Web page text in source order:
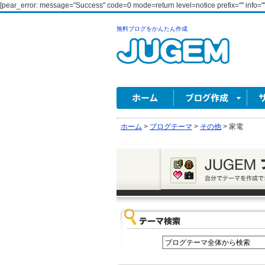
[pear_error: message="Success" code=0 mode=return level=notice prefix=""
無料ブログをかんたん作成
ホーム > ブログテーマ > その他 > 家電